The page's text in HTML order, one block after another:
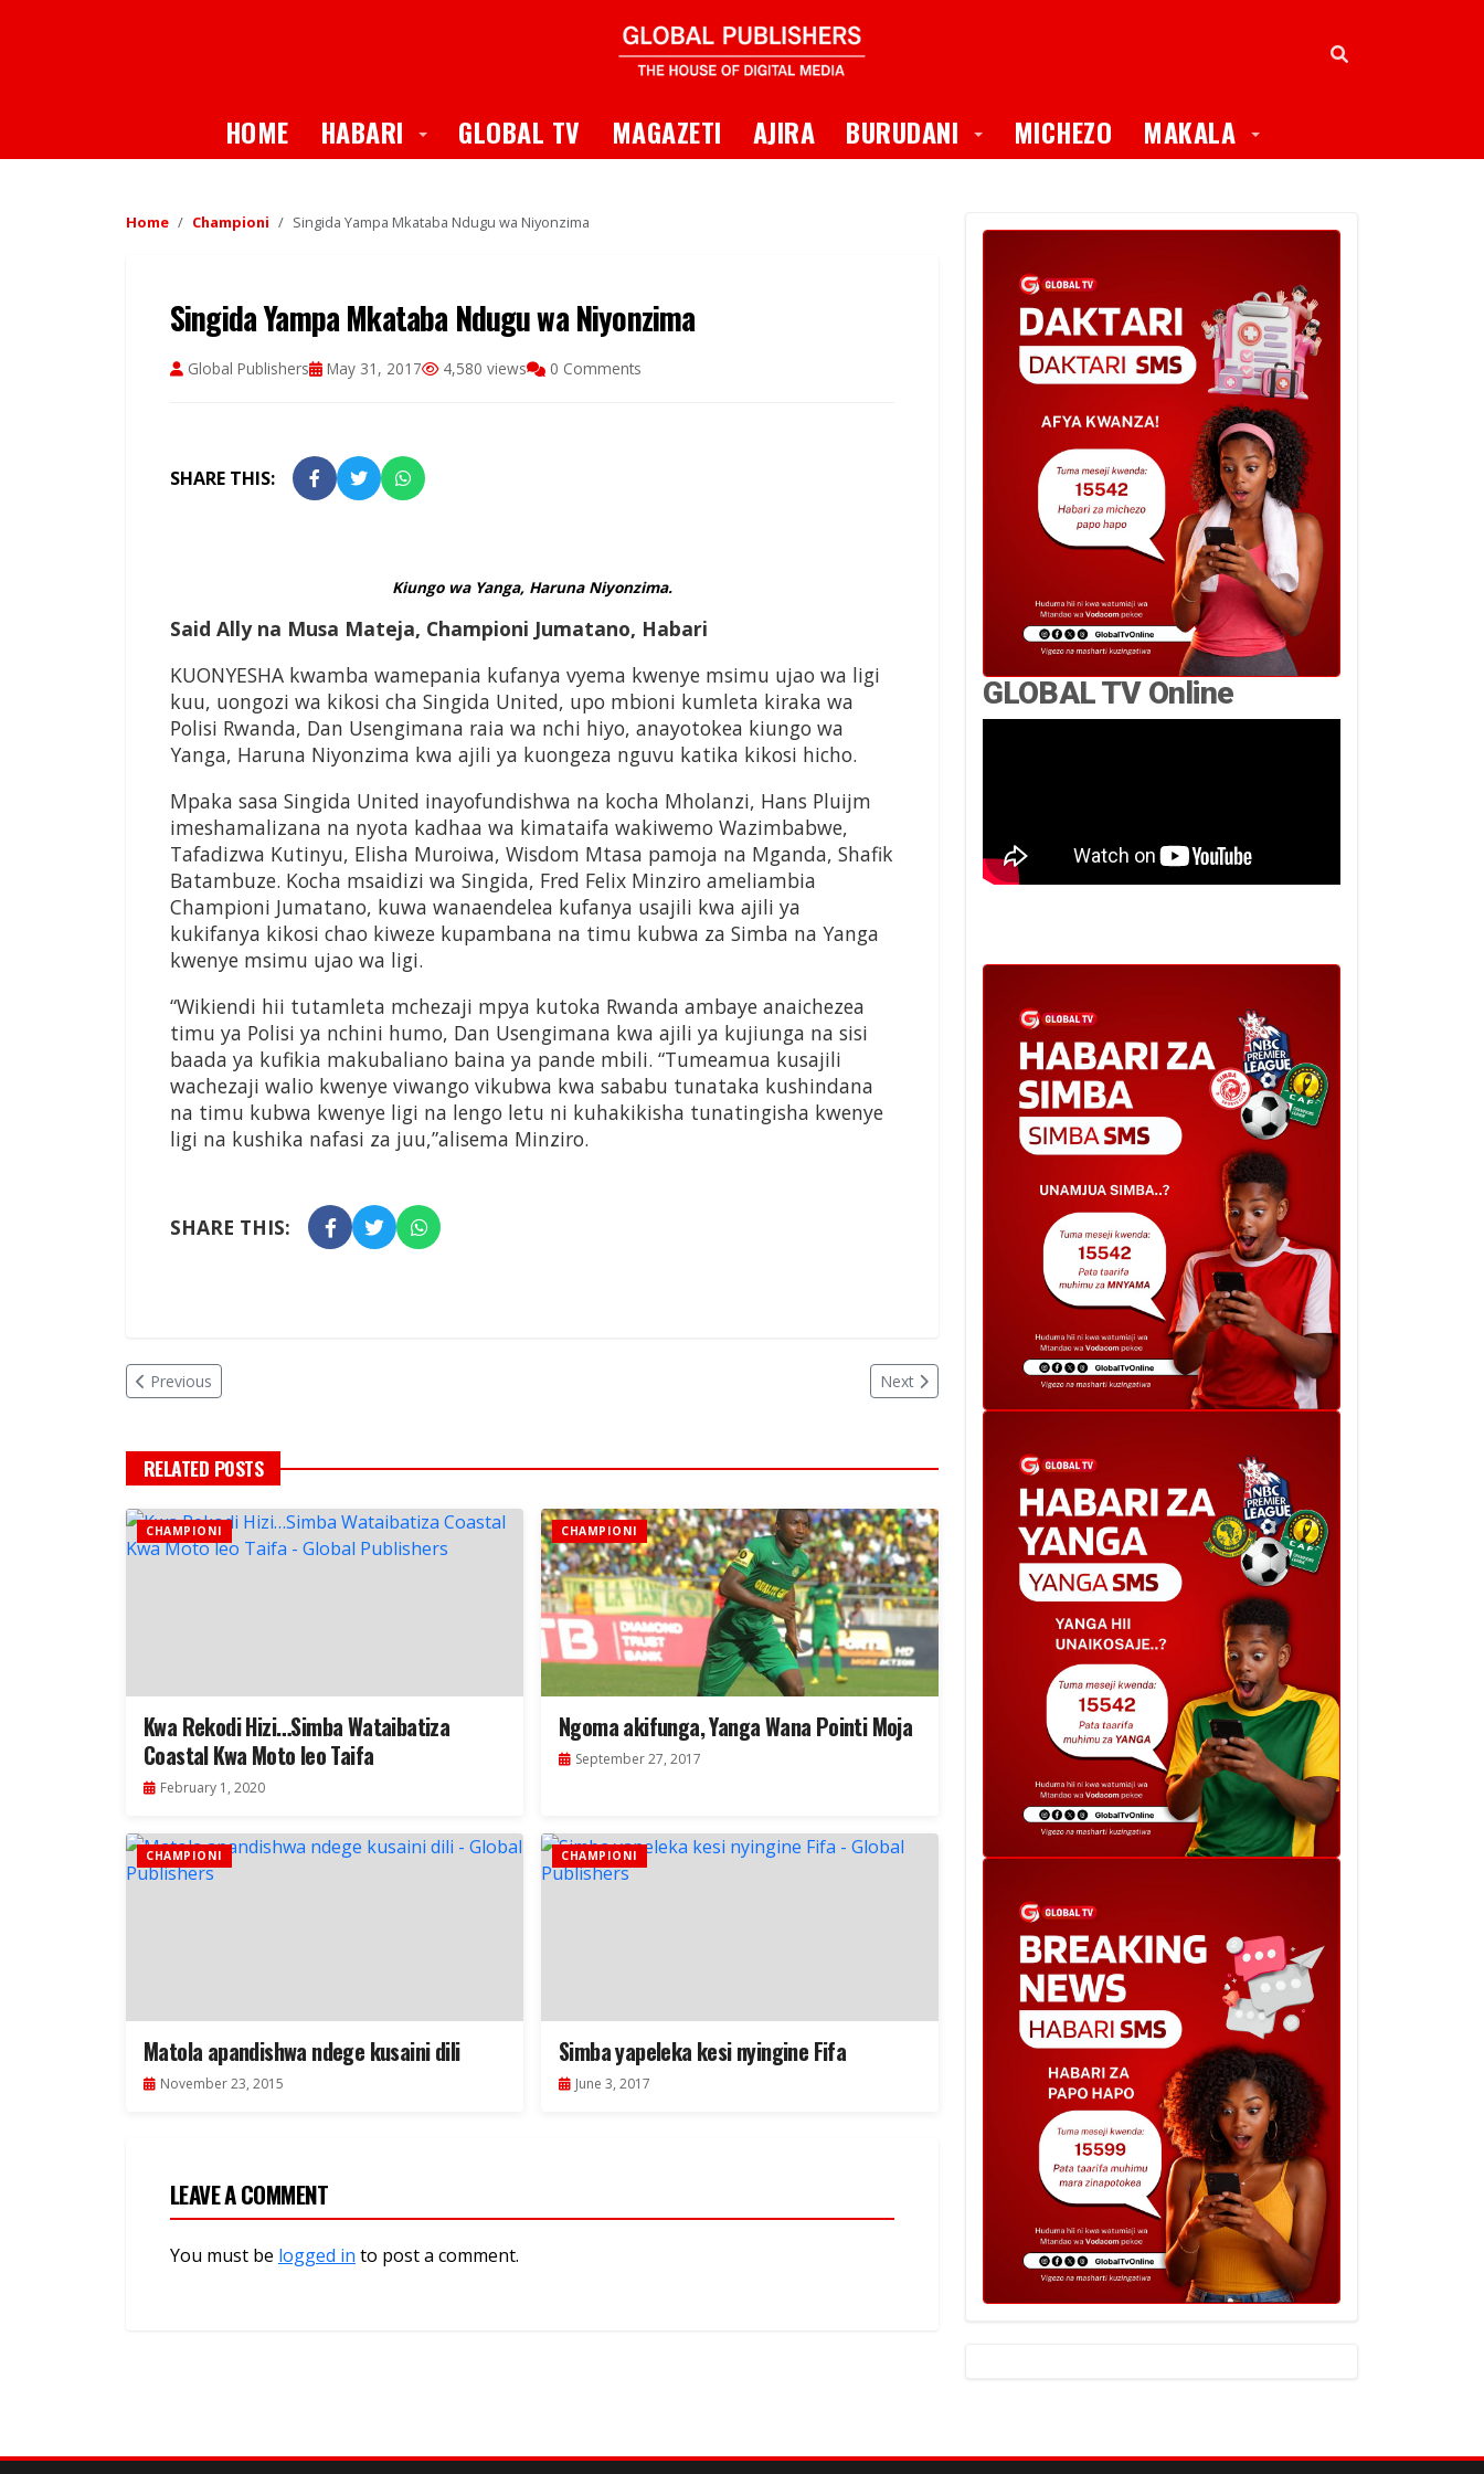
HOME HABARI Toggle Dropdown
GLOBAL TV MAGAZETI AJIRA BURUDANI Toggle Dropdown
MICHEZO MAKALA Toggle Dropdown
Home Championi Singida Yampa Mkataba Ndugu wa Niyonzima
Singida Yampa Mkataba Ndugu wa Niyonzima
Global Publishers May 31, 2017 4,580 views 0 Comments
SHARE THIS:
Kiungo wa Yanga, Haruna Niyonzima.
Said Ally na Musa Mateja, Championi Jumatano, Habari
KUONYESHA kwamba wamepania kufanya vyema kwenye msimu ujao wa ligi
kuu, uongozi wa kikosi cha Singida United, upo mbioni kumleta kiraka wa
Polisi Rwanda, Dan Usengimana raia wa nchi hiyo, anayotokea kiungo wa
Yanga, Haruna Niyonzima kwa ajili ya kuongeza nguvu katika kikosi hicho.
Mpaka sasa Singida United inayofundishwa na kocha Mholanzi, Hans Pluijm
imeshamalizana na nyota kadhaa wa kimataifa wakiwemo Wazimbabwe,
Tafadizwa Kutinyu, Elisha Muroiwa, Wisdom Mtasa pamoja na Mganda, Shafik
Batambuze. Kocha msaidizi wa Singida, Fred Felix Minziro ameliambia
Championi Jumatano, kuwa wanaendelea kufanya usajili kwa ajili ya
kukifanya kikosi chao kiweze kupambana na timu kubwa za Simba na Yanga
kwenye msimu ujao wa ligi.
“Wikiendi hii tutamleta mchezaji mpya kutoka Rwanda ambaye anaichezea
timu ya Polisi ya nchini humo, Dan Usengimana kwa ajili ya kujiunga na sisi
baada ya kufikia makubaliano baina ya pande mbili. “Tumeamua kusajili
wachezaji walio kwenye viwango vikubwa kwa sababu tunataka kushindana
na timu kubwa kwenye ligi na lengo letu ni kuhakikisha tunatingisha kwenye
ligi na kushika nafasi za juu,”alisema Minziro.
SHARE THIS:
Previous Next
RELATED POSTS
CHAMPIONI
Kwa Rekodi Hizi…Simba Wataibatiza
Coastal Kwa Moto leo Taifa
February 1, 2020
CHAMPIONI
Ngoma akifunga, Yanga Wana Pointi Moja
September 27, 2017
CHAMPIONI
Matola apandishwa ndege kusaini dili
November 23, 2015
CHAMPIONI
Simba yapeleka kesi nyingine Fifa
June 3, 2017
LEAVE A COMMENT
You must be logged in to post a comment.
GLOBAL TV Online